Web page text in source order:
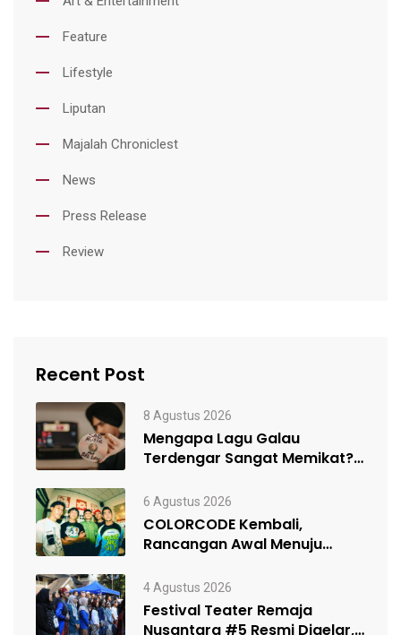
Feature
Lifestyle
Liputan
Majalah Chroniclest
News
Press Release
Review
Recent Post
8 Agustus 2026
Mengapa Lagu Galau
Terdengar Sangat Memikat?
6 Agustus 2026
COLORCODE Kembali,
Rancangan Awal Menuju
4 Agustus 2026
Festival Teater Remaja
Nusantara #5 Resmi Digelar,